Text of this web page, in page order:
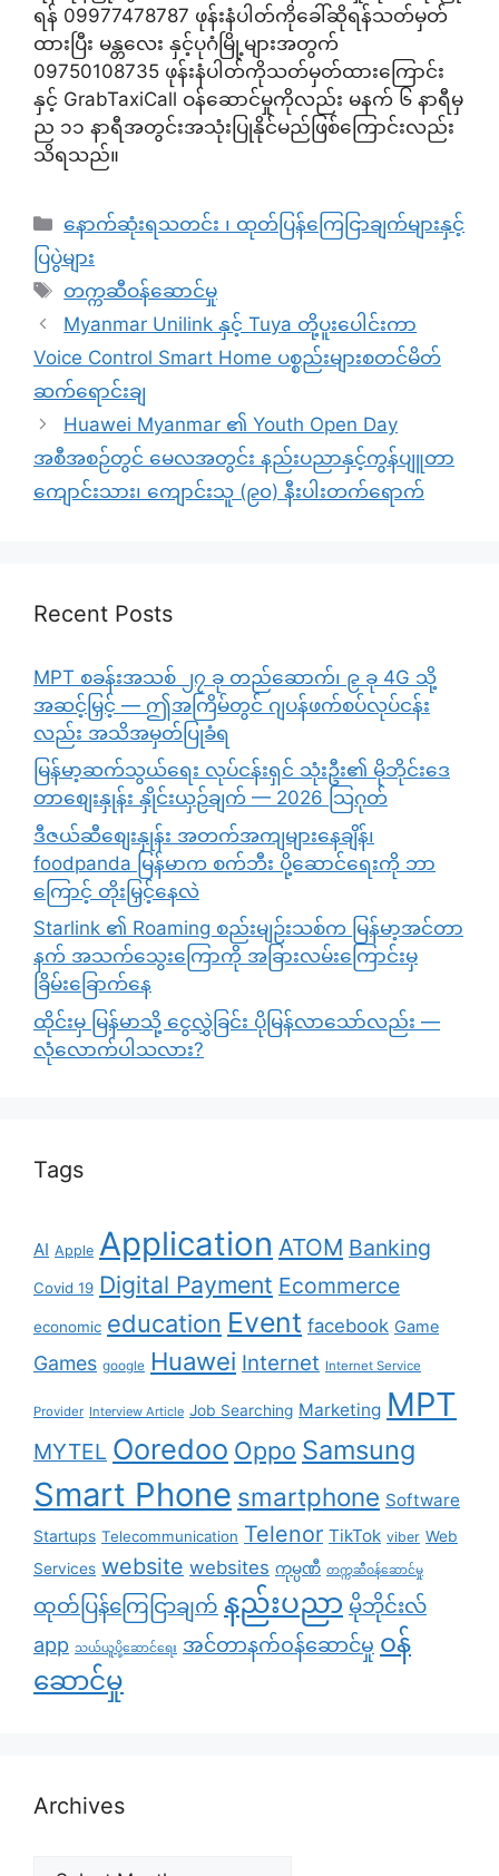
ရန် 09977478787 ဖုန်းနံပါတ်ကိုခေါ်ဆိုရန်သတ်မှတ်
ထားပြီး မန္တလေး နှင့်ပုဂံမြို့များအတွက်
09750108735 ဖုန်းနံပါတ်ကိုသတ်မှတ်ထားကြောင်း
နှင့် GrabTaxiCall ဝန်ဆောင်မှုကိုလည်း မနက် ၆ နာရီမှ
ည ၁၁ နာရီအတွင်းအသုံးပြုနိုင်မည်ဖြစ်ကြောင်းလည်း
သိရသည်။
Categories
နောက်ဆုံးရသတင်း ၊ ထုတ်ပြန်ကြေငြာချက်များနှင့်
ပြပွဲများ
Tags
တက္ကဆီဝန်ဆောင်မှု
Myanmar Unilink နှင့် Tuya တို့ပူးပေါင်းကာ
Voice Control Smart Home ပစ္စည်းများစတင်မိတ်
ဆက်ရောင်းချ
Huawei Myanmar ၏ Youth Open Day
အစီအစဉ်တွင် မေလအတွင်း နည်းပညာနှင့်ကွန်ပျူတာ
ကျောင်းသား၊ ကျောင်းသူ (၉၀) နီးပါးတက်ရောက်
Recent Posts
MPT စခန်းအသစ် ၂၇ ခု တည်ဆောက်၊ ၉ ခု 4G သို့
အဆင့်မြှင့် — ဤအကြိမ်တွင် ဂျပန်ဖက်စပ်လုပ်ငန်း
လည်း အသိအမှတ်ပြုခံရ
မြန်မာ့ဆက်သွယ်ရေး လုပ်ငန်းရှင် သုံးဦး၏ မိုဘိုင်းဒေ
တာစျေးနှုန်း နှိုင်းယှဉ်ချက် — 2026 သြဂုတ်
ဒီဇယ်ဆီစျေးနှုန်း အတက်အကျများနေချိန်၊
foodpanda မြန်မာက စက်ဘီး ပို့ဆောင်ရေးကို ဘာ
ကြောင့် တိုးမြှင့်နေလဲ
Starlink ၏ Roaming စည်းမျဉ်းသစ်က မြန်မာ့အင်တာ
နက် အသက်သွေးကြောကို အခြားလမ်းကြောင်းမှ
ခြိမ်းခြောက်နေ
ထိုင်းမှ မြန်မာသို့ ငွေလွှဲခြင်း ပိုမြန်လာသော်လည်း —
လုံလောက်ပါသလား?
Tags
AI Apple Application ATOM Banking
Covid 19 Digital Payment Ecommerce
economic education Event facebook Game
Games google Huawei Internet Internet Service
Provider Interview Article Job Searching Marketing MPT
MYTEL Ooredoo Oppo Samsung
Smart Phone smartphone Software
Startups Telecommunication Telenor TikTok viber Web
Services website websites ကုမ္ပဏီ တက္ကဆီဝန်ဆောင်မှု
ထုတ်ပြန်ကြေငြာချက် နည်းပညာ မိုဘိုင်းလ်
app သယ်ယူပို့ဆောင်ရေး အင်တာနက်ဝန်ဆောင်မှု ၀န်
ဆောင်မှု
Archives
Archives